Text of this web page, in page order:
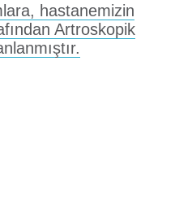
hastanemizin
Artroskopik